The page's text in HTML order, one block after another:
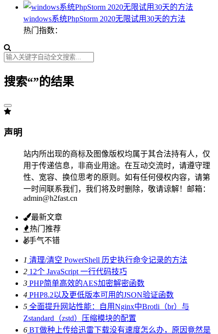
windows系统PhpStorm 2020无限试用30天的方法
热门指数：
搜索“”的结果
声明
站内所出现的商标及图像版权均属于其合法持有人，仅
用于传递信息，非商业用途。在互动交流时，请遵守理
性、宽容、换位思考的原则。如有任何侵权内容，请第
一时间联系我们，我们将及时删除，敬请谅解！邮箱：
admin@h2fast.cn
最新文章
热门推荐
手气不错
1 清理/清空 PowerShell 历史执行命令记录的方法
2 12个 JavaScript 一行代码技巧
3 PHP简单高效的AES加密解密函数
4 PHP8.2以及更低版本可用的JSON验证函数
5 全面提升网站性能：自用Nginx中Brotli（br）与
Zstandard（zstd）压缩模块的配置
6 BT做种上传给迅雷下载没有速度怎么办，原因竟然是